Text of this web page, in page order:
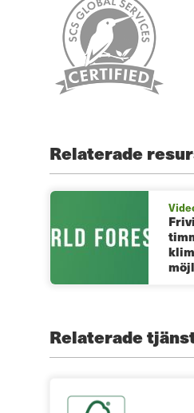
Relaterade
Relaterade